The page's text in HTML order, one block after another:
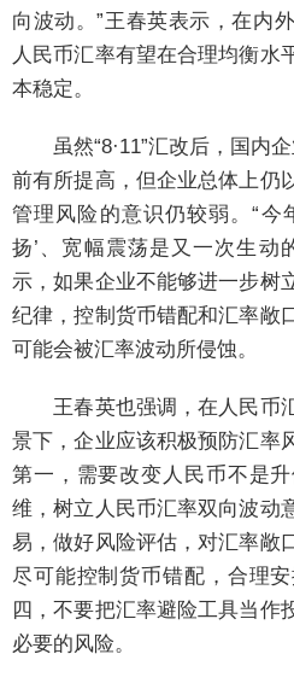
向波动。”王春英表示，在内
人民币汇率有望在合理均衡水
本稳定。
虽然“8·11”汇改后，国内企
前有所提高，但企业总体上仍
管理风险的意识仍较弱。“今
扬’、宽幅震荡是又一次生动
示，如果企业不能够进一步树
纪律，控制货币错配和汇率敞
可能会被汇率波动所侵蚀。
王春英也强调，在人民币
景下，企业应该积极预防汇率
第一，需要改变人民币不是
维，树立人民币汇率双向波动
易，做好风险评估，对汇率敞
尽可能控制货币错配，合理
四，不要把汇率避险工具当作
必要的风险。